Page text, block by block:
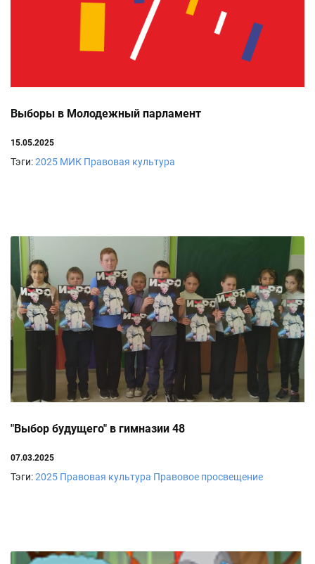
Выборы в Молодежный парламент
15.05.2025
Тэги:2025 МИК Правовая культура
"Выбор будущего" в гимназии 48
07.03.2025
Тэги:2025 Правовая культура Правовое просвещение